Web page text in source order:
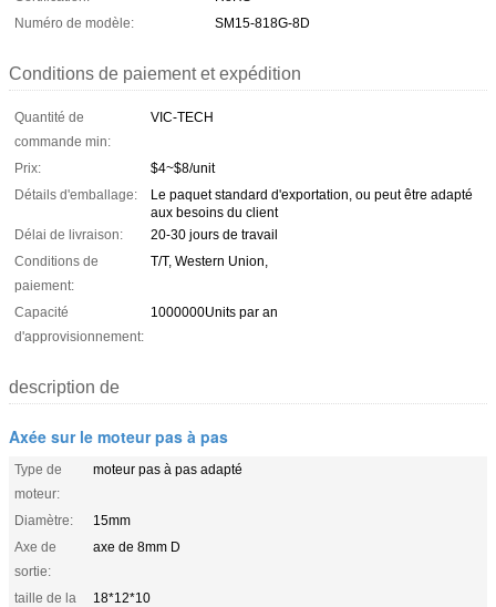
Numéro de modèle:
SM15-818G-8D
Conditions de paiement et expédition
Quantité de
commande min:
VIC-TECH
Prix:
$4~$8/unit
Détails d'emballage:
Le paquet standard d'exportation, ou peut être adapté
aux besoins du client
Délai de livraison:
20-30 jours de travail
Conditions de
paiement:
T/T, Western Union,
Capacité
d'approvisionnement:
1000000Units par an
description de
Axée sur le moteur pas à pas
Type de
moteur:
moteur pas à pas adapté
Diamètre:
15mm
Axe de
sortie:
axe de 8mm D
taille de la
18*12*10